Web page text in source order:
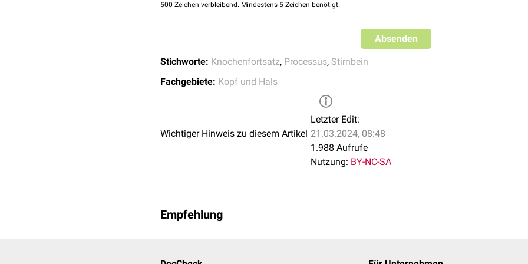
500 Zeichen verbleibend. Mindestens 5 Zeichen benötigt.
Absenden
Stichworte: Knochenfortsatz, Processus, Stirnbein
Fachgebiete: Kopf und Hals
Wichtiger Hinweis zu diesem Artikel
Letzter Edit:
21.03.2024, 08:48
1.988 Aufrufe
Nutzung: BY-NC-SA
Empfehlung